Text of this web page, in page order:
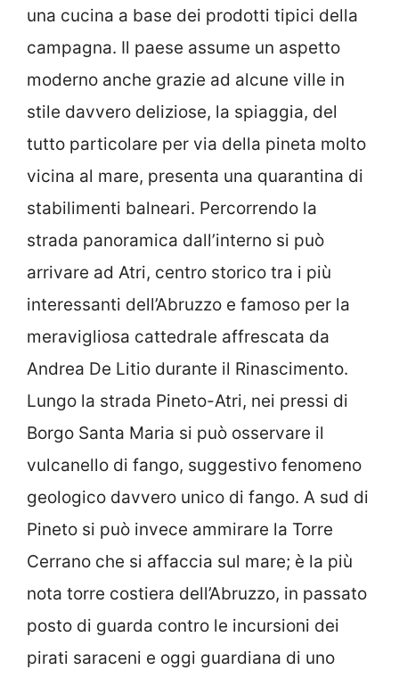
una cucina a base dei prodotti tipici della
campagna. Il paese assume un aspetto
moderno anche grazie ad alcune ville in
stile davvero deliziose, la spiaggia, del
tutto particolare per via della pineta molto
vicina al mare, presenta una quarantina di
stabilimenti balneari. Percorrendo la
strada panoramica dall’interno si può
arrivare ad Atri, centro storico tra i più
interessanti dell’Abruzzo e famoso per la
meravigliosa cattedrale affrescata da
Andrea De Litio durante il Rinascimento.
Lungo la strada Pineto-Atri, nei pressi di
Borgo Santa Maria si può osservare il
vulcanello di fango, suggestivo fenomeno
geologico davvero unico di fango. A sud di
Pineto si può invece ammirare la Torre
Cerrano che si affaccia sul mare; è la più
nota torre costiera dell’Abruzzo, in passato
posto di guarda contro le incursioni dei
pirati saraceni e oggi guardiana di uno